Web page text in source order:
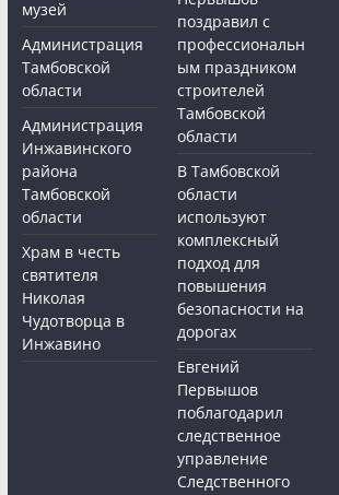
музей
Администрация
Тамбовской
области
Администрация
Инжавинского
района
Тамбовской
области
Храм в честь
святителя
Николая
Чудотворца в
Инжавино
поздравил с
профессиональн
ым праздником
строителей
Тамбовской
области
В Тамбовской
области
используют
комплексный
подход для
повышения
безопасности на
дорогах
Евгений
Первышов
поблагодарил
следственное
управление
Следственного